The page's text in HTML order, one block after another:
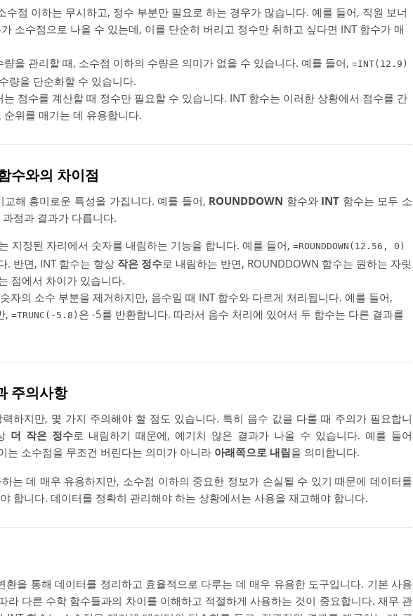
수점 이하는 무시하고, 정수 부분만 필요로 하는 경우가 많습니다. 예를 들어, 직원 보너
소수점으로 나올 수 있는데, 이를 단순히 버리고 정수만 취하고 싶다면 INT 함수가 매
량을 관리할 때, 소수점 이하의 수량은 의미가 없을 수 있습니다. 예를 들어, =INT(12.9)
량을 단순화할 수 있습니다.
는 점수를 계산할 때 정수만 필요할 수 있습니다. INT 함수는 이러한 상황에서 점수를 간
위를 매기는 데 유용합니다.
수와의 차이점
해 흥미로운 특성을 가집니다. 예를 들어, ROUNDDOWN 함수와 INT 함수는 모두 소
정과 결과가 다릅니다.
지정된 자리에서 숫자를 내림하는 기능을 합니다. 예를 들어, =ROUNDDOWN(12.56, 0)
. 반면, INT 함수는 항상 작은 정수로 내림하는 반면, ROUNDDOWN 함수는 원하는 자릿
점에서 차이가 있습니다.
자의 소수 부분을 제거하지만, 음수일 때 INT 함수와 다르게 처리됩니다. 예를 들어,
, =TRUNC(-5.8) 은 -5를 반환합니다. 따라서 음수 처리에 있어서 두 함수는 다른 결과를
주의사항
하지만, 몇 가지 주의해야 할 점도 있습니다. 특히 음수 값을 다룰 때 주의가 필요합니
더 작은 정수로 내림하기 때문에, 예기치 않은 결과가 나올 수 있습니다. 예를 들어
는 소수점을 무조건 버린다는 의미가 아니라 아래쪽으로 내림을 의미합니다.
는 데 매우 유용하지만, 소수점 이하의 중요한 정보가 손실될 수 있기 때문에 데이터를
합니다. 데이터를 정확히 관리해야 하는 상황에서는 사용을 재고해야 합니다.
환을 통해 데이터를 정리하고 효율적으로 다루는 데 매우 유용한 도구입니다. 기본 사용
라 다른 수학 함수들과의 차이를 이해하고 적절하게 사용하는 것이 중요합니다. 재무 관